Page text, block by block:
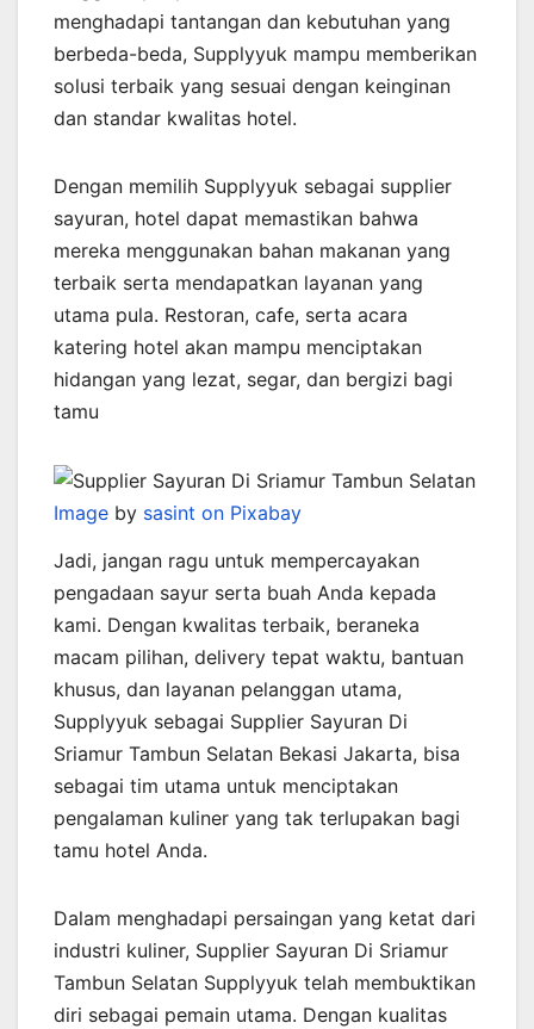
menghadapi tantangan dan kebutuhan yang
berbeda-beda, Supplyyuk mampu memberikan
solusi terbaik yang sesuai dengan keinginan
dan standar kwalitas hotel.
Dengan memilih Supplyyuk sebagai supplier
sayuran, hotel dapat memastikan bahwa
mereka menggunakan bahan makanan yang
terbaik serta mendapatkan layanan yang
utama pula. Restoran, cafe, serta acara
katering hotel akan mampu menciptakan
hidangan yang lezat, segar, dan bergizi bagi
tamu
Image by sasint on Pixabay
Jadi, jangan ragu untuk mempercayakan
pengadaan sayur serta buah Anda kepada
kami. Dengan kwalitas terbaik, beraneka
macam pilihan, delivery tepat waktu, bantuan
khusus, dan layanan pelanggan utama,
Supplyyuk sebagai Supplier Sayuran Di
Sriamur Tambun Selatan Bekasi Jakarta, bisa
sebagai tim utama untuk menciptakan
pengalaman kuliner yang tak terlupakan bagi
tamu hotel Anda.
Dalam menghadapi persaingan yang ketat dari
industri kuliner, Supplier Sayuran Di Sriamur
Tambun Selatan Supplyyuk telah membuktikan
diri sebagai pemain utama. Dengan kualitas